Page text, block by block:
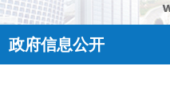
政府信息公开